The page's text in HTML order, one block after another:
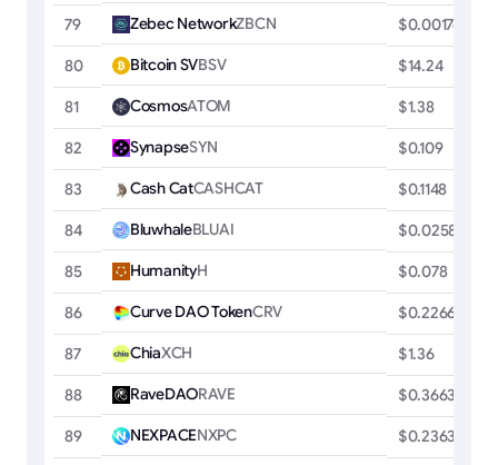
79 Zebec NetworkZBCN $0.00176292
80 Bitcoin SVBSV $14.24
81 CosmosATOM $1.38
82 SynapseSYN $0.109
83 Cash CatCASHCAT $0.1148
84 BluwhaleBLUAI $0.0258
85 HumanityH $0.078
86 Curve DAO TokenCRV $0.2266
87 ChiaXCH $1.36
88 RaveDAORAVE $0.3663
89 NEXPACENXPC $0.2363